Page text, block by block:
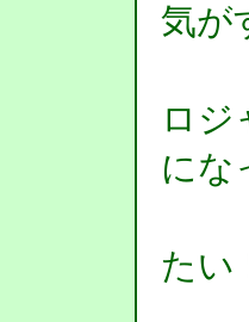
気が
殴
ロ
にな
ブ
たい